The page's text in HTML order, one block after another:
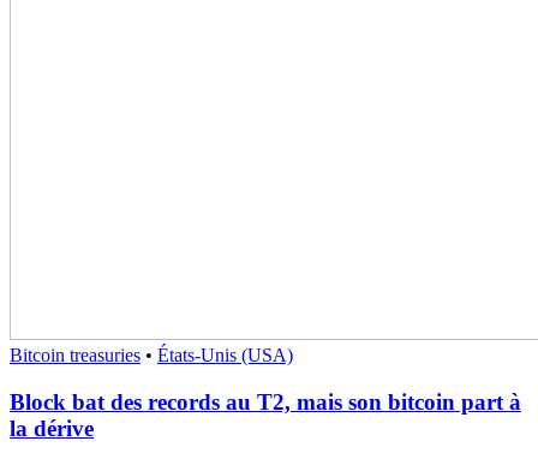
Bitcoin treasuries • États-Unis (USA)
Block bat des records au T2, mais son bitcoin part à
la dérive